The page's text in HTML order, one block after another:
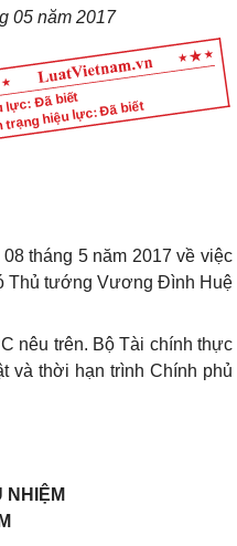
lực: Đã biết
trạng hiệu lực: Đã biết
05 năm 2017
tháng 5 năm 2017 về việc
Thủ tướng Vương Đình Huệ
nêu trên. Bộ Tài chính thực
và thời hạn trình Chính phủ
NHIỆM